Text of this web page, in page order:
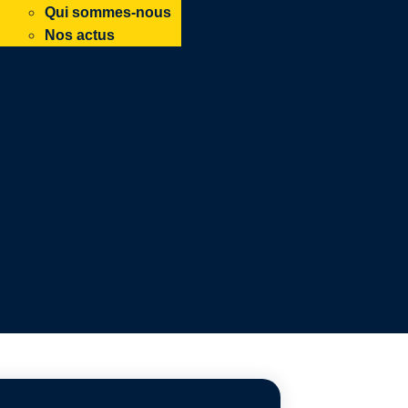
Qui sommes-nous
Nos actus